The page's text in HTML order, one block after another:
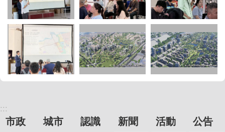
:::
市政
城市
認識
新聞 活動 公告